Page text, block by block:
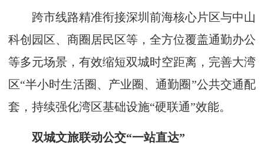
跨市线路精准衔接深圳前海核心片区与中山
科创园区、商圈居民区等，全方位覆盖通勤办公
等多元场景，有效缩短双城时空距离，完善大湾
区“半小时生活圈、产业圈、通勤圈”公共交通配
套，持续强化湾区基础设施“硬联通”效能。
双城文旅联动公交“一站直达”